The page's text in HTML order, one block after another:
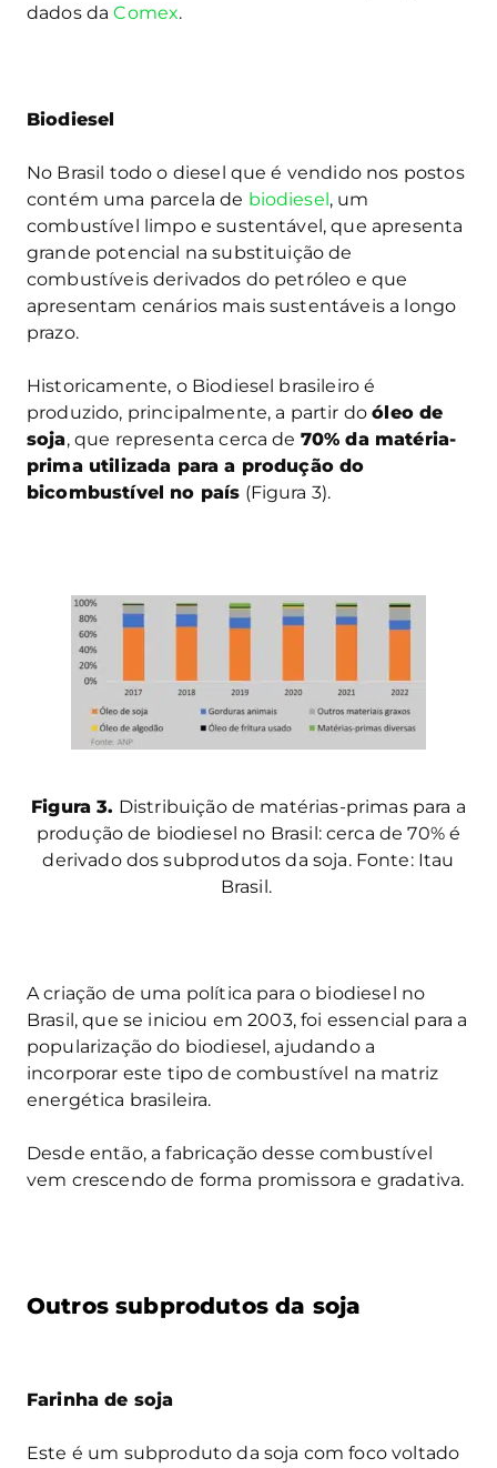
dados daComex.
Biodiesel
No Brasil todo o diesel que é vendido nos postos
contém uma parcela de biodiesel, um
combustível limpo e sustentável, que apresenta
grande potencial na substituição de
combustíveis derivados do petróleo e que
apresentam cenários mais sustentáveis a longo
prazo.
Historicamente, o Biodiesel brasileiro é
produzido, principalmente, a partir doóleo de
soja, que representa cerca de 70% da matéria-
prima utilizada para a produção do
bicombustível no país (Figura 3).
Figura 3. Distribuição de matérias-primas para a
produção de biodiesel no Brasil: cerca de 70% é
derivado dos subprodutos da soja. Fonte: Itau
Brasil.
A criação de uma política para o biodiesel no
Brasil, que se iniciou em 2003, foi essencial para a
popularização do biodiesel, ajudando a
incorporar este tipo de combustível na matriz
energética brasileira.
Desde então, a fabricação desse combustível
vem crescendo de forma promissora e gradativa.
Outros subprodutos da soja
Farinha de soja
Este é um subproduto da soja com foco voltado